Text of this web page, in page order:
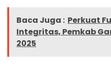
Baca Juga : Perkuat
Integritas, Pemkab
2025